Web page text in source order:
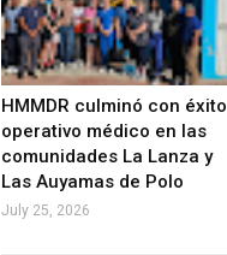
HMMDR culminó con éxito
operativo médico en las
comunidades La Lanza y
Las Auyamas de Polo
July 25, 2026